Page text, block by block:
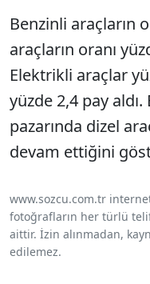
Benzinli araçların
araçların oranı
Elektrikli araçlar
yüzde 2,4 pay
pazarında dizel
devam ettiğini
www.sozcu.com.tr
fotoğrafların her türlü telif
aittir. İzin alınmadan,
edilemez.